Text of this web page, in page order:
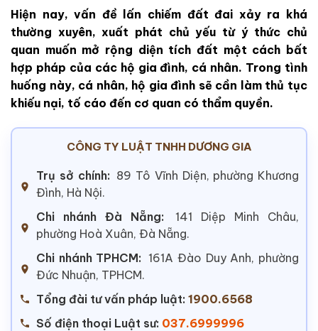
Hiện nay, vấn đề lấn chiếm đất đai xảy ra khá
thường xuyên, xuất phát chủ yếu từ ý thức chủ
quan muốn mở rộng diện tích đất một cách bất
hợp pháp của các hộ gia đình, cá nhân. Trong tình
huống này, cá nhân, hộ gia đình sẽ cần làm thủ tục
khiếu nại, tố cáo đến cơ quan có thẩm quyền.
CÔNG TY LUẬT TNHH DƯƠNG GIA
Trụ sở chính: 89 Tô Vĩnh Diện, phường Khương
Đình, Hà Nội.
Chi nhánh Đà Nẵng:
141 Diệp Minh Châu,
phường Hoà Xuân, Đà Nẵng.
Chi nhánh TPHCM: 161A Đào Duy Anh, phường
Đức Nhuận, TPHCM.
Tổng đài tư vấn pháp luật: 1900.6568
Số điện thoại Luật sư: 037.6999996